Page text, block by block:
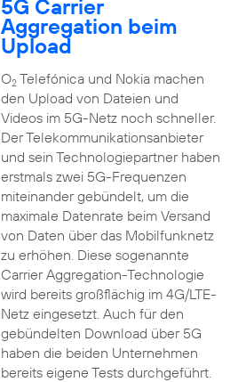
5G Carrier
Aggregation beim
Upload
O2Telefónica und Nokia machen
den Upload von Dateien und
Videos im 5G-Netz noch schneller.
Der Telekommunikationsanbieter
und sein Technologiepartner haben
erstmals zwei 5G-Frequenzen
miteinander gebündelt, um die
maximale Datenrate beim Versand
von Daten über das Mobilfunknetz
zu erhöhen. Diese sogenannte
Carrier Aggregation-Technologie
wird bereits großflächig im 4G/LTE-
Netz eingesetzt. Auch für den
gebündelten Download über 5G
haben die beiden Unternehmen
bereits eigene Tests durchgeführt.